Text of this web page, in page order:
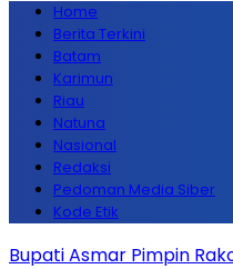
Home
Berita Terkini
Batam
Karimun
Riau
Natuna
Nasional
Redaksi
Pedoman Media Siber
Kode Etik
Bupati Asmar Pimpin